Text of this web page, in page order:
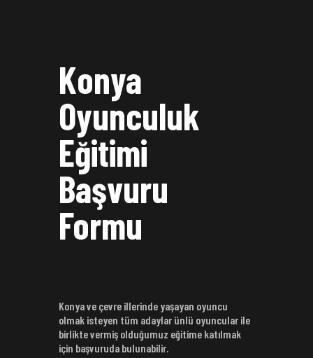
Konya
Oyunculuk
Eğitimi
Başvuru
Formu
Konya ve çevre illerinde yaşayan oyuncu
olmak isteyen tüm adaylar ünlü oyuncular ile
birlikte vermiş olduğumuz eğitime katılmak
için başvuruda bulunabilir.